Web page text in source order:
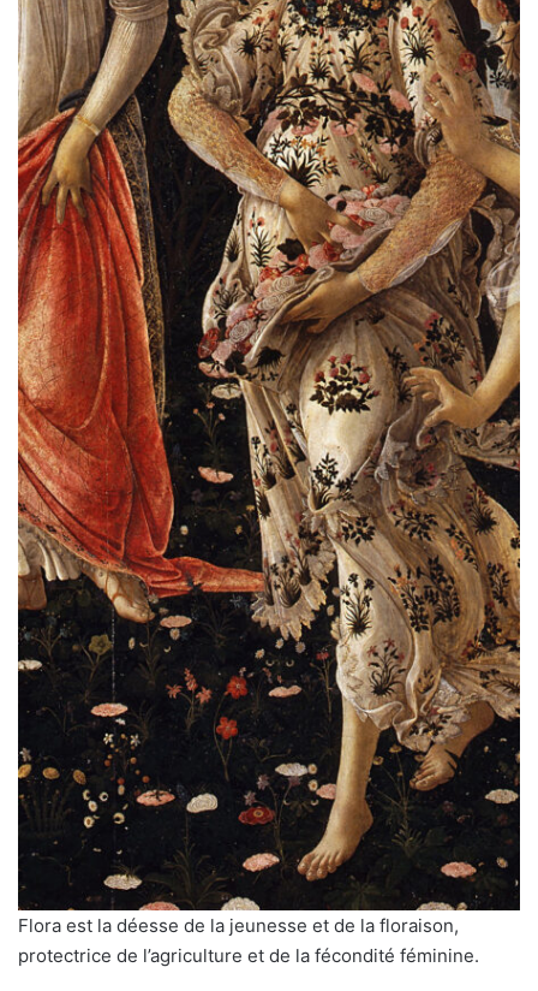
Flora est la déesse de la jeunesse et de la floraison,
protectrice de l’agriculture et de la fécondité féminine.